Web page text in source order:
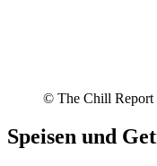
© The Chill Report
Speisen und